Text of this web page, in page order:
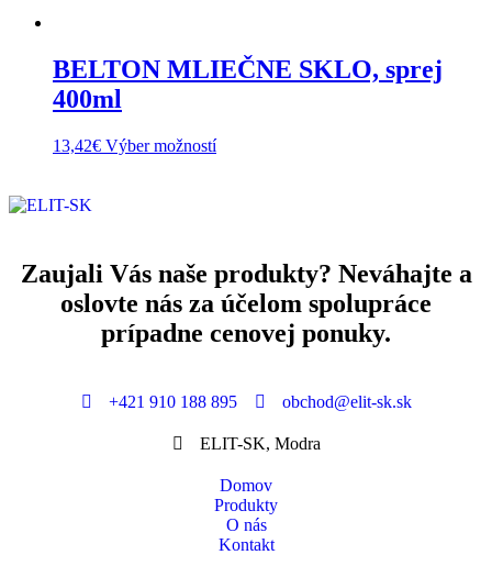
BELTON MLIEČNE SKLO, sprej
400ml
13,42€ Výber možností
Zaujali Vás naše produkty? Neváhajte a
oslovte nás za účelom spolupráce
prípadne cenovej ponuky.
+421 910 188 895 obchod@elit-sk.sk
ELIT-SK, Modra
Domov
Produkty
O nás
Kontakt